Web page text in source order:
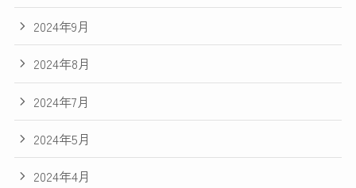
2024年9月
2024年8月
2024年7月
2024年5月
2024年4月